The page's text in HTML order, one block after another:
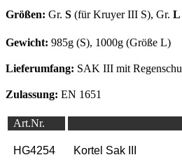
Größen: Gr. S (für Kruyer III S), Gr. L
Gewicht: 985g (S), 1000g (Größe L)
Lieferumfang: SAK III mit
Zulassung: EN 1651
Art.Nr.
HG4254 Kortel Sak III